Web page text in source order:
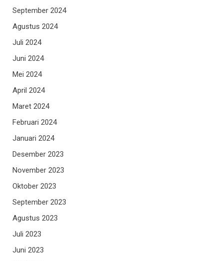
September 2024
Agustus 2024
Juli 2024
Juni 2024
Mei 2024
April 2024
Maret 2024
Februari 2024
Januari 2024
Desember 2023
November 2023
Oktober 2023
September 2023
Agustus 2023
Juli 2023
Juni 2023